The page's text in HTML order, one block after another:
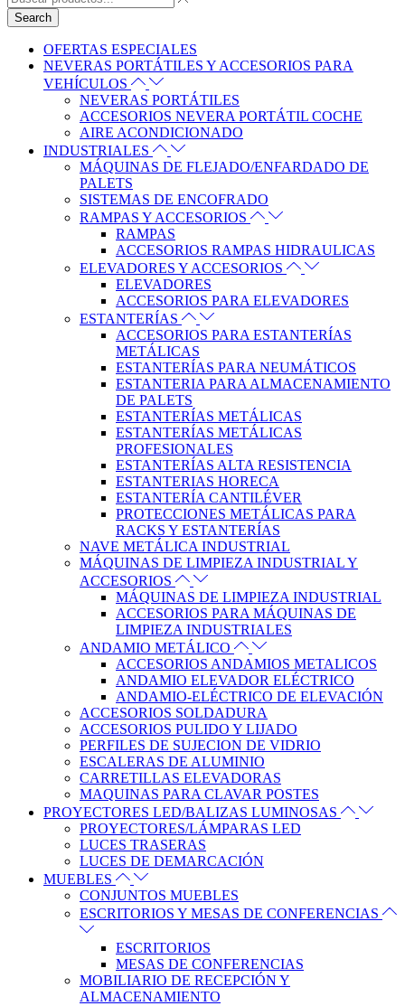
Search
OFERTAS ESPECIALES
NEVERAS PORTÁTILES Y ACCESORIOS PARA
VEHÍCULOS
NEVERAS PORTÁTILES
ACCESORIOS NEVERA PORTÁTIL COCHE
AIRE ACONDICIONADO
INDUSTRIALES
MÁQUINAS DE FLEJADO/ENFARDADO DE
PALETS
SISTEMAS DE ENCOFRADO
RAMPAS Y ACCESORIOS
RAMPAS
ACCESORIOS RAMPAS HIDRAULICAS
ELEVADORES Y ACCESORIOS
ELEVADORES
ACCESORIOS PARA ELEVADORES
ESTANTERÍAS
ACCESORIOS PARA ESTANTERÍAS
METÁLICAS
ESTANTERÍAS PARA NEUMÁTICOS
ESTANTERIA PARA ALMACENAMIENTO
DE PALETS
ESTANTERÍAS METÁLICAS
ESTANTERÍAS METÁLICAS
PROFESIONALES
ESTANTERÍAS ALTA RESISTENCIA
ESTANTERIAS HORECA
ESTANTERÍA CANTILÉVER
PROTECCIONES METÁLICAS PARA
RACKS Y ESTANTERÍAS
NAVE METÁLICA INDUSTRIAL
MÁQUINAS DE LIMPIEZA INDUSTRIAL Y
ACCESORIOS
MÁQUINAS DE LIMPIEZA INDUSTRIAL
ACCESORIOS PARA MÁQUINAS DE
LIMPIEZA INDUSTRIALES
ANDAMIO METÁLICO
ACCESORIOS ANDAMIOS METALICOS
ANDAMIO ELEVADOR ELÉCTRICO
ANDAMIO-ELÉCTRICO DE ELEVACIÓN
ACCESORIOS SOLDADURA
ACCESORIOS PULIDO Y LIJADO
PERFILES DE SUJECION DE VIDRIO
ESCALERAS DE ALUMINIO
CARRETILLAS ELEVADORAS
MAQUINAS PARA CLAVAR POSTES
PROYECTORES LED/BALIZAS LUMINOSAS
PROYECTORES/LÁMPARAS LED
LUCES TRASERAS
LUCES DE DEMARCACIÓN
MUEBLES
CONJUNTOS MUEBLES
ESCRITORIOS Y MESAS DE CONFERENCIAS
ESCRITORIOS
MESAS DE CONFERENCIAS
MOBILIARIO DE RECEPCIÓN Y
ALMACENAMIENTO